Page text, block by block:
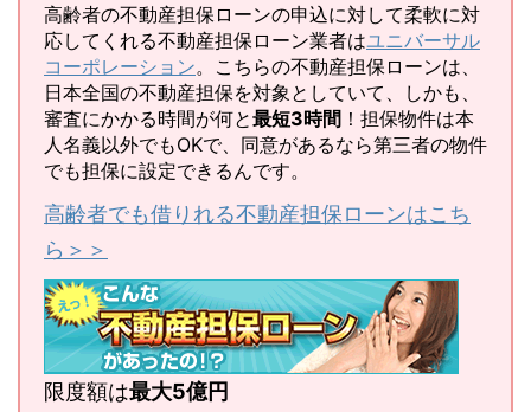
高齢者の不動産担保ローンの申込に対して柔軟に対
応してくれる不動産担保ローン業者はユニバーサル
コーポレーション。こちらの不動産担保ローンは、
日本全国の不動産担保を対象としていて、しかも、
審査にかかる時間が何と最短3時間 ！担保物件は本
人名義以外でもOKで、同意があるなら第三者の物件
でも担保に設定できるんです。
高齢者でも借りれる不動産担保ローンはこち
ら＞＞
限度額は最大5億円